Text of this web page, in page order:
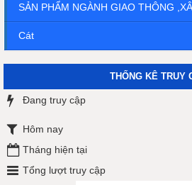
SẢN PHẨM NGÀNH GIAO THÔNG
Cát
THỐNG KÊ TRUY
Đang truy cập
Hôm nay
Tháng hiện tại
Tổng lượt truy cập